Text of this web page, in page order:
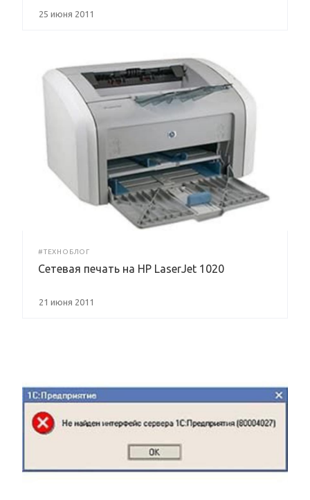
25 июня 2011
#ТЕХНОБЛОГ
Сетевая печать на HP LaserJet 1020
21 июня 2011